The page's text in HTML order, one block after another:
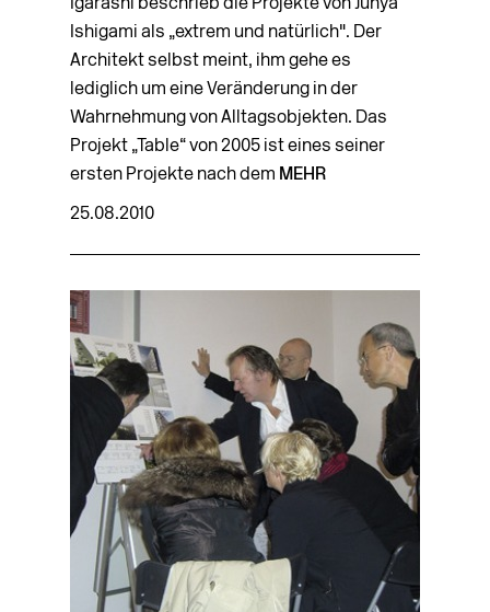
Igarashi beschrieb die Projekte von Junya
Ishigami als „extrem und natürlich". Der
Architekt selbst meint, ihm gehe es
lediglich um eine Veränderung in der
Wahrnehmung von Alltagsobjekten. Das
Projekt „Table“ von 2005 ist eines seiner
ersten Projekte nach dem MEHR
25.08.2010